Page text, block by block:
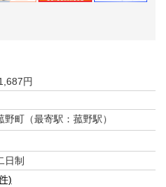
円
町（最寄駅：菰野駅）
日制
)